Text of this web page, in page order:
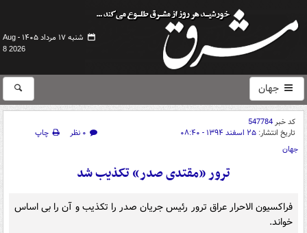
شنبه ۱۷ مرداد ۱۴۰۵ -
Aug
8 2026
جهان
کد خبر547784
تاریخ انتشار: ۲۵ اسفند ۱۳۹۴ - ۰۸:۴۰ ۰ نظر
چاپ
جهان
ترور «مقتدی صدر» تکذیب شد
فراکسیون الاحرار عراق ترور رئیس جریان صدر را تکذیب و آن را بی اساس
خواند.